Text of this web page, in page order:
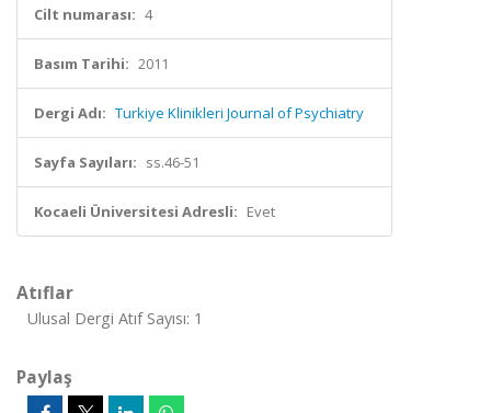
Cilt numarası: 4
Basım Tarihi: 2011
Dergi Adı: Turkiye Klinikleri Journal of Psychiatry
Sayfa Sayıları: ss.46-51
Kocaeli Üniversitesi Adresli: Evet
Atıflar
Ulusal Dergi Atıf Sayısı: 1
Paylaş